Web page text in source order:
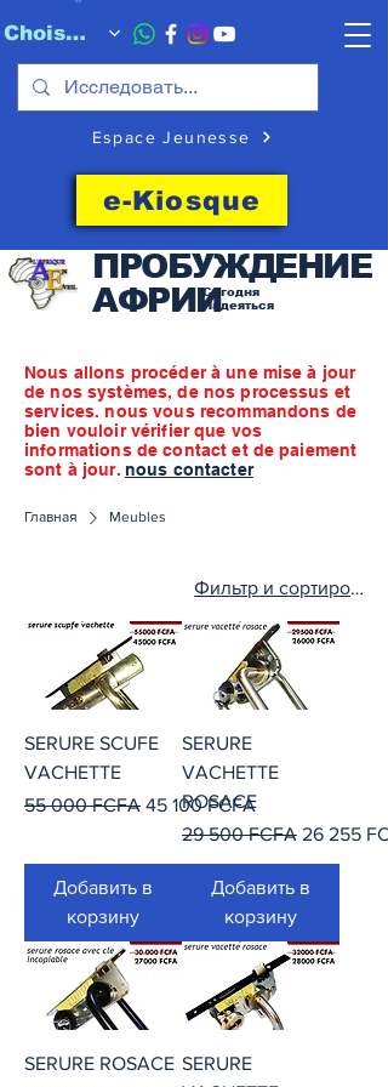
Choisissez quand l'envoyer
Espace Jeunesse
e-Kiosque
ПРОБУЖДЕНИЕ
АФРИИСегодня
Надеяться
Nous allons procéder à une mise à jour
de nos systèmes, de nos processus et
services. nous vous recommandons de
bien vouloir vérifier que vos
informations de contact et de paiement
sont à jour. nous contacter
Главная Meubles
Фильтр и сортировка
SERURE SCUFE
VACHETTE
Обычная цена
55 000 FCFA Цена со скидкой
45 100 FCFA
Добавить в
корзину
SERURE
VACHETTE
ROSACE
Обычная цена
29 500 FCFA Цена со
26 255
Добавить в
корзину
SERURE ROSACE SERURE